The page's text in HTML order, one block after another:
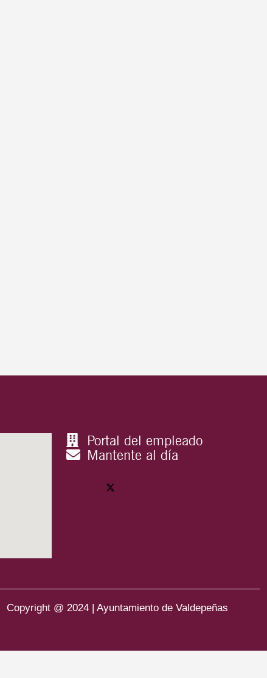
Portal del empleado
Mantente al día
Copyright @ 2024 | Ayuntamiento de Valdepeñas